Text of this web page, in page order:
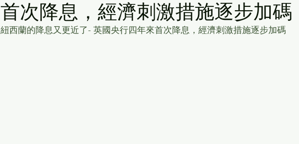
首次降息，經濟刺激措施逐步加碼
紐西蘭的降息又更近了- 英國央行四年來首次降息，經濟刺激措施逐步加碼